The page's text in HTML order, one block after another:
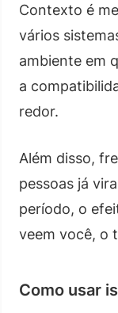
Contexto é
vários
ambiente em
a
redor.
Além disso,
pessoas já
período, o
veem você, o
Como usar